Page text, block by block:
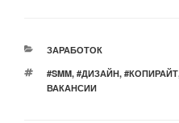
er e
b
o
A
РУБРИКИ
ЗАРАБОТОК
МЕТКИ
#SMM, #ДИЗАЙН, #КОПИРАЙТ
ВАКАНСИИ